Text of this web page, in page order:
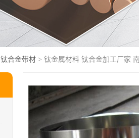
钛合金带材 > 钛金属材料 钛合金加工厂家